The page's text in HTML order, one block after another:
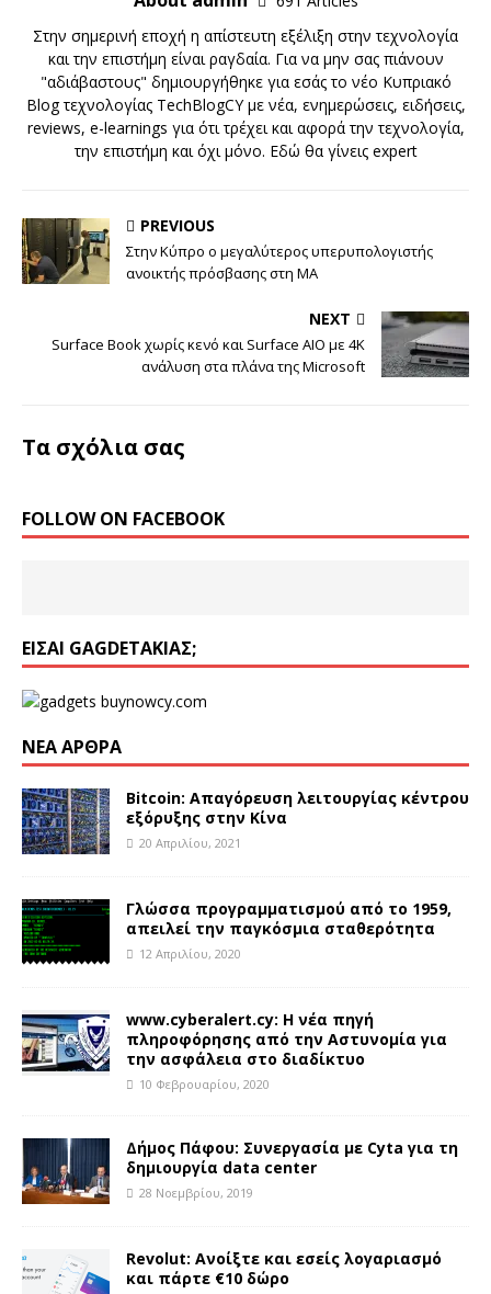
Στην σημερινή εποχή η απίστευτη εξέλιξη στην τεχνολογία
και την επιστήμη είναι ραγδαία. Για να μην σας πιάνουν
"αδιάβαστους" δημιουργήθηκε για εσάς το νέο Κυπριακό
Blog τεχνολογίας TechBlogCY με νέα, ενημερώσεις, ειδήσεις,
reviews, e-learnings για ότι τρέχει και αφορά την τεχνολογία,
την επιστήμη και όχι μόνο. Εδώ θα γίνεις expert
PREVIOUS
Στην Κύπρο ο μεγαλύτερος υπερυπολογιστής
ανοικτής πρόσβασης στη ΜΑ
NEXT
Surface Book χωρίς κενό και Surface AIO με 4K
ανάλυση στα πλάνα της Microsoft
Τα σχόλια σας
FOLLOW ON FACEBOOK
ΕΊΣΑΙ GAGDETΆΚΙΑΣ;
ΝΈΑ ΆΡΘΡΑ
Bitcoin: Απαγόρευση λειτουργίας κέντρου
εξόρυξης στην Κίνα
20 Απριλίου, 2021
Γλώσσα προγραμματισμού από το 1959,
απειλεί την παγκόσμια σταθερότητα
12 Απριλίου, 2020
www.cyberalert.cy: Η νέα πηγή
πληροφόρησης από την Αστυνομία για
την ασφάλεια στο διαδίκτυο
10 Φεβρουαρίου, 2020
Δήμος Πάφου: Συνεργασία με Cyta για τη
δημιουργία data center
28 Νοεμβρίου, 2019
Revolut: Ανοίξτε και εσείς λογαριασμό
και πάρτε €10 δώρο